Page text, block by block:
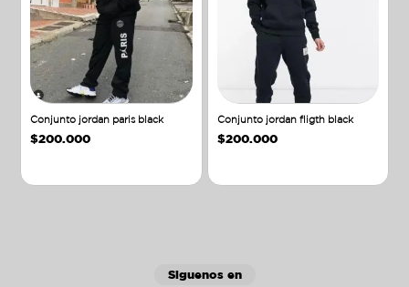
Conjunto jordan paris black
$200.000
Conjunto jordan fligth black
$200.000
Siguenos en